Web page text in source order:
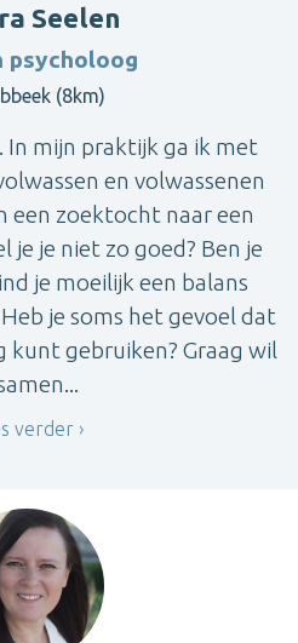
Seelen
psycholoog
(8km)
In mijn praktijk ga ik met
en volwassenen
een zoektocht naar een
je je niet zo goed? Ben je
je moeilijk een balans
je soms het gevoel dat
kunt gebruiken? Graag wil
verder